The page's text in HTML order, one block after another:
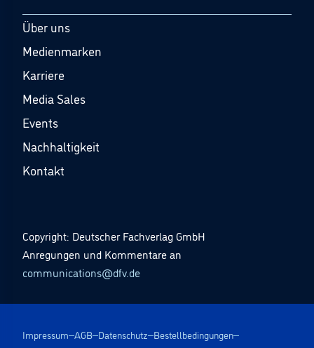
Über uns
Medienmarken
Karriere
Media Sales
Events
Nachhaltigkeit
Kontakt
Copyright: Deutscher Fachverlag GmbH
Anregungen und Kommentare an
communications@dfv.de
Impressum AGB Datenschutz Bestellbedingungen